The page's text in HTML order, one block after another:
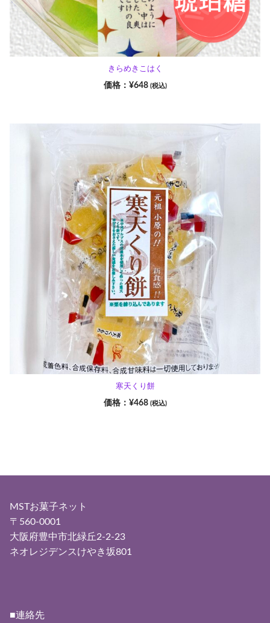
きらめきこはく
¥648 (税込)
寒天くり餅
¥468 (税込)
MSTお菓子ネット
〒560-0001
大阪府豊中市北緑丘2-2-23
ネオレジデンスけやき坂801
■連絡先